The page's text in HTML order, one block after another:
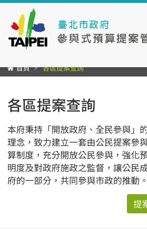
首頁 各區提案查詢
各區提案查詢
本府秉持「開放政府、全民參與」
理念，致力建立一套由公民提案參
算制度，充分開放公民參與，強化
明度及對政府施政之監督，讓公民
府的一部分，共同參與市政的推動。
提